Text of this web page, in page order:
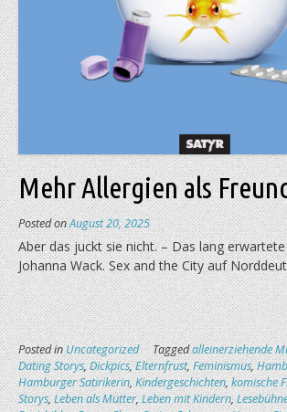
Mehr Allergien als
Posted onAugust 20, 2025
Aber das juckt sie nicht. – Das lang
Johanna Wack. Sex and the City auf
Posted inUncategorized Taggedalleinerziehende
Dating Storys,Dickpics,Elternfrust,Feminismus,
Hamburger Satirikerin,Kindergeschichten,komische
Storys,Leben als Mutter,Leben mit Kindern,